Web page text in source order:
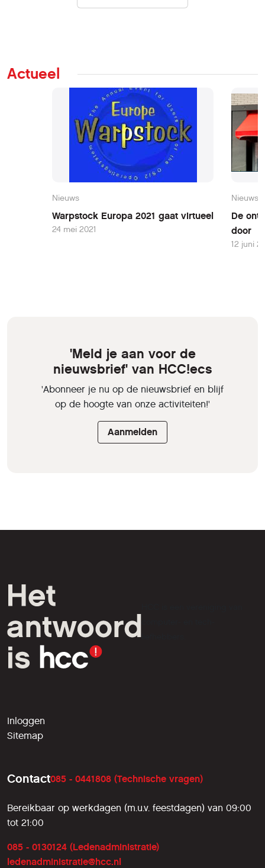
Actueel
Nieuws
Warpstock Europa 2021 gaat virtueel
24 mei 2021
Nieuws
De
door
12 juni
'Meld je aan voor de
nieuwsbrief' van HCC!ecs
'Abonneer je nu op de nieuwsbrief en blijf
op de hoogte van onze activiteiten!'
Aanmelden
liefhebbers.
Inloggen
Sitemap
Contact085 - 0441808 (Technische vragen)
Bereikbaar op werkdagen (m.u.v. feestdagen) van 09:00
tot 21:00
085 - 0130124 (Ledenadministratie)
ledenadministratie@hcc.nl